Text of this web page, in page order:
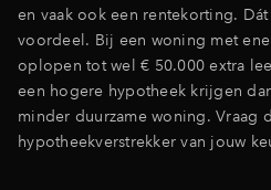
en vaak ook een rentekorting.
voordeel. Bij een woning met
oplopen tot wel € 50.000 extra
een hogere hypotheek krijgen
minder duurzame woning. Vraag
hypotheekverstrekker van jouw